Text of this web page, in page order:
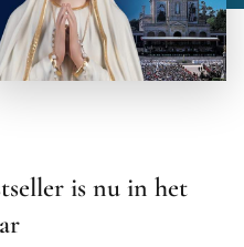
is nu in het